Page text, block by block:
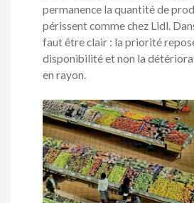
permanence la quantité de
périssent comme chez Lidl.
faut être clair : la priorité
disponibilité et non la
en rayon.